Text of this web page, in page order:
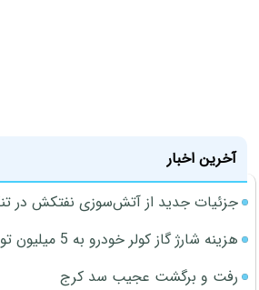
آخرین اخبار
جزئیات جدید از آتش‌سوزی نفتکش در
هزینه شارژ گاز کولر خودرو به 5 میلیون تومان رسید
رفت و برگشت عجیب سد کرج